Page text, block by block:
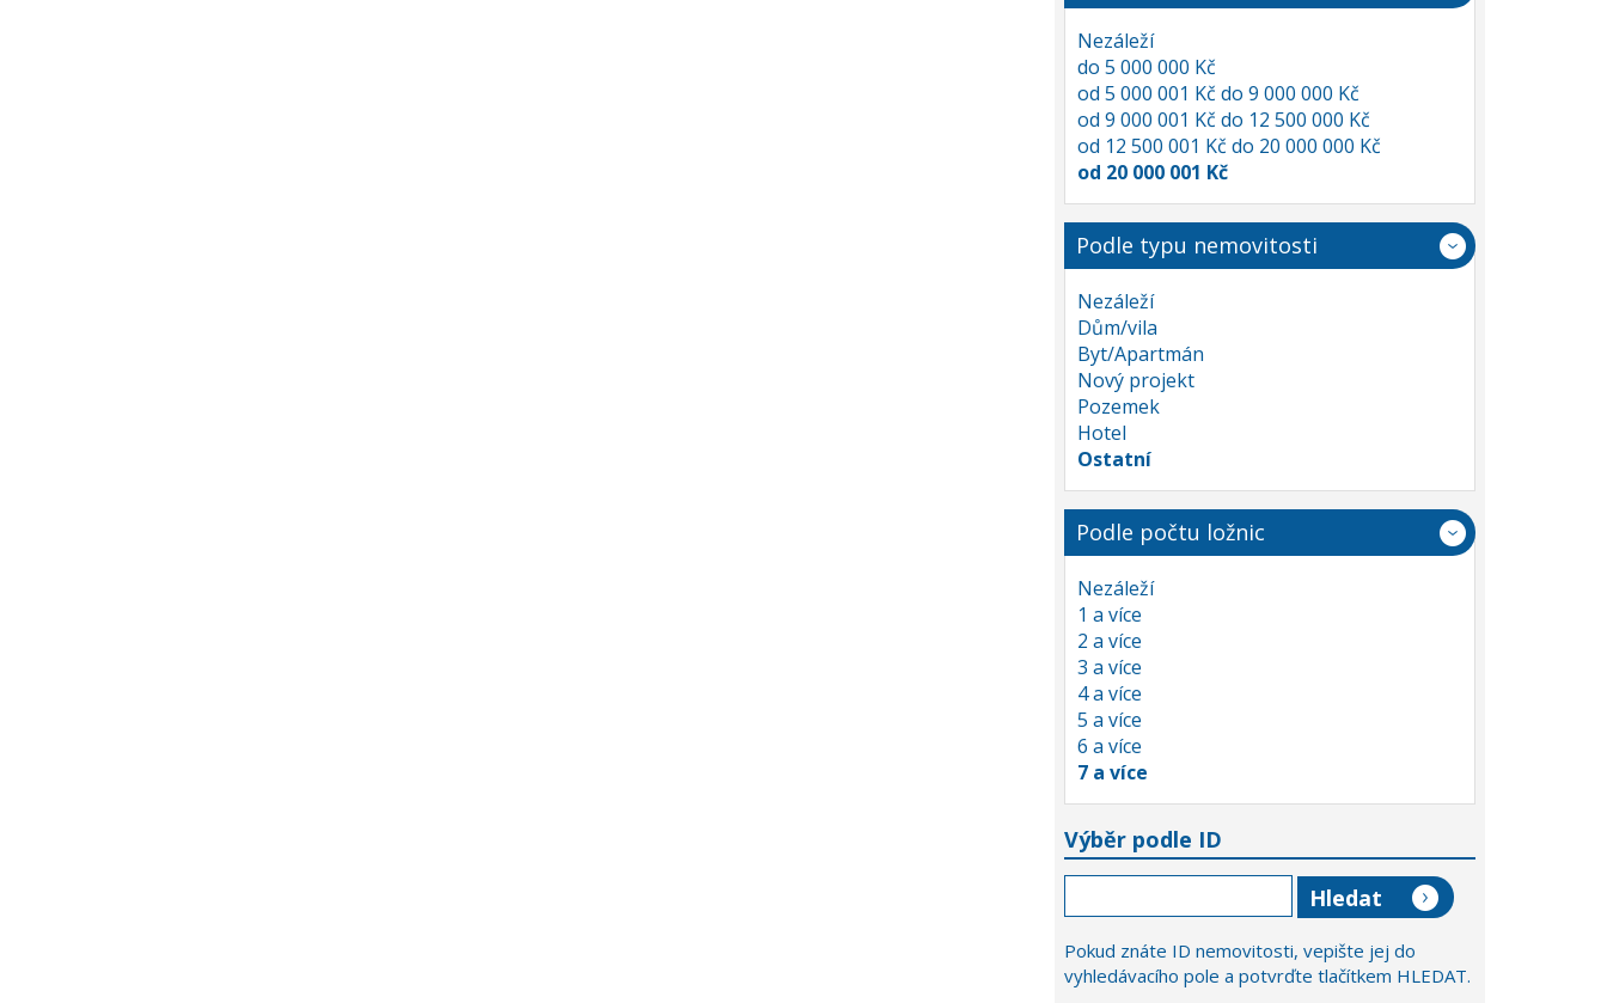
Nezáleží
do 5 000 000 Kč
od 5 000 001 Kč do 9 000 000 Kč
od 9 000 001 Kč do 12 500 000 Kč
od 12 500 001 Kč do 20 000 000 Kč
od 20 000 001 Kč
Podle typu nemovitosti
Nezáleží
Dům/vila
Byt/Apartmán
Nový projekt
Pozemek
Hotel
Ostatní
Podle počtu ložnic
Nezáleží
1 a více
2 a více
3 a více
4 a více
5 a více
6 a více
7 a více
Výběr podle ID
Pokud znáte ID nemovitosti, vepište jej do
vyhledávacího pole a potvrďte tlačítkem HLEDAT.